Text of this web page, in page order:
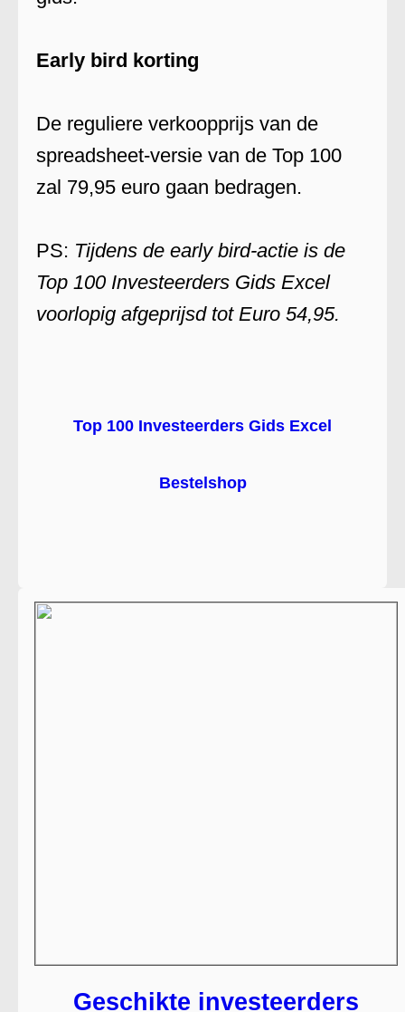
Early bird korting
De reguliere verkoopprijs van de
spreadsheet-versie van de Top 100
zal 79,95 euro gaan bedragen.
PS: Tijdens de early bird-actie is de
Top 100 Investeerders Gids Excel
voorlopig afgeprijsd tot Euro 54,95.
Top 100 Investeerders Gids Excel
Bestelshop
Geschikte investeerders